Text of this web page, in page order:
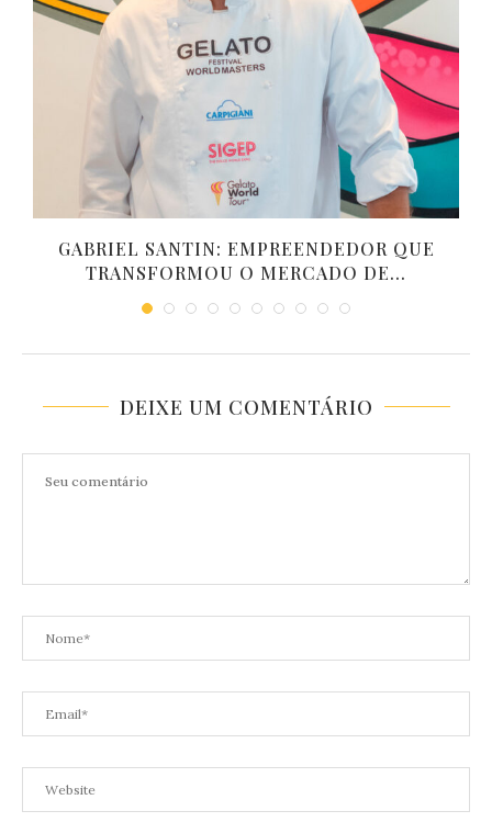
GABRIEL SANTIN: EMPREENDEDOR QUE
TRANSFORMOU O MERCADO DE...
DEIXE UM COMENTÁRIO